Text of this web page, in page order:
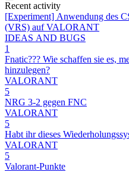
Recent activity
[Experiment] Anwendung des
(VRS) auf VALORANT
IDEAS AND BUGS
1
Fnatic??? Wie schaffen sie es,
hinzulegen?
VALORANT
5
NRG 3-2 gegen FNC
VALORANT
5
Habt ihr dieses
VALORANT
5
Valorant-Punkte